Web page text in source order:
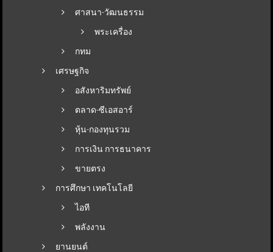
ศาสนา-วัฒนธรรม
พระเครื่อง
กทม
เศรษฐกิจ
อสังหาริมทรัพย์
ตลาด-ซีเอสอาร์
หุ้น-กองทุนรวม
การเงิน การธนาคาร
ขายตรง
การศึกษา เทคโนโลยี
ไอที
พลังงาน
ยานยนต์